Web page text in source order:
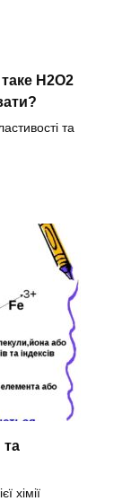
H2O2
та
та
хімії